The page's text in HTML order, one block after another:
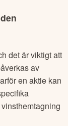
det är viktigt att
av
en aktie kan